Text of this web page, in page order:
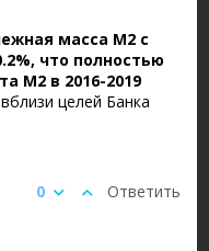
масса М2 с
что полностью
М2 в 2016-2019
целей Банка
Ответить
0